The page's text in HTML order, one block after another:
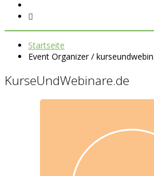
Startseite
Event Organizer /
KurseUndWebinare.de